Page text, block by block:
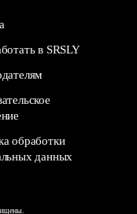
в SRSLY
обработки
данных